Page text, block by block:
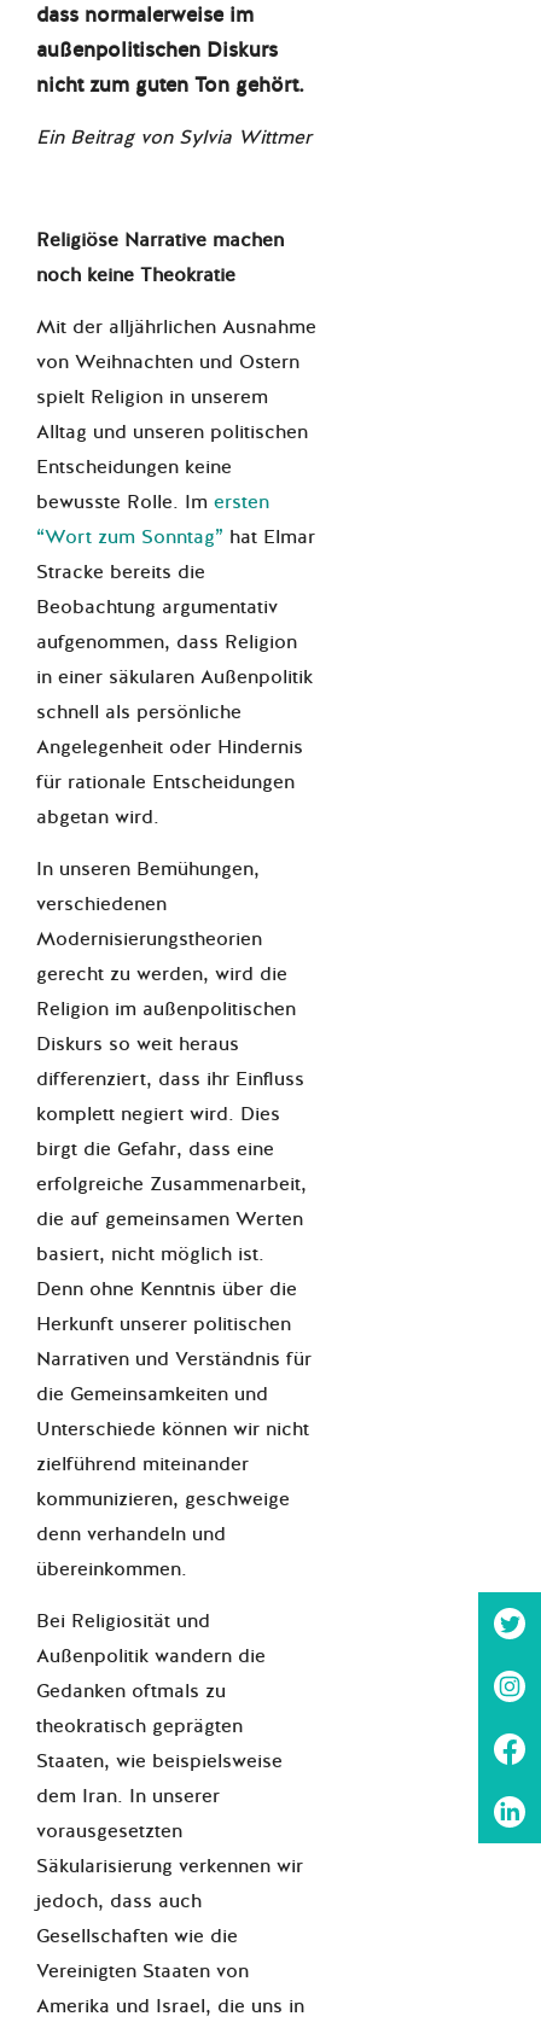
dass normalerweise im
außenpolitischen Diskurs
nicht zum guten Ton gehört.
Ein Beitrag von Sylvia Wittmer
Religiöse Narrative machen
noch keine Theokratie
Mit der alljährlichen Ausnahme
von Weihnachten und Ostern
spielt Religion in unserem
Alltag und unseren politischen
Entscheidungen keine
bewusste Rolle. Im ersten
“Wort zum Sonntag” hat Elmar
Stracke bereits die
Beobachtung argumentativ
aufgenommen, dass Religion
in einer säkularen Außenpolitik
schnell als persönliche
Angelegenheit oder Hindernis
für rationale Entscheidungen
abgetan wird.
In unseren Bemühungen,
verschiedenen
Modernisierungstheorien
gerecht zu werden, wird die
Religion im außenpolitischen
Diskurs so weit heraus
differenziert, dass ihr Einfluss
komplett negiert wird. Dies
birgt die Gefahr, dass eine
erfolgreiche Zusammenarbeit,
die auf gemeinsamen Werten
basiert, nicht möglich ist.
Denn ohne Kenntnis über die
Herkunft unserer politischen
Narrativen und Verständnis für
die Gemeinsamkeiten und
Unterschiede können wir nicht
zielführend miteinander
kommunizieren, geschweige
denn verhandeln und
übereinkommen.
Bei Religiosität und
Außenpolitik wandern die
Gedanken oftmals zu
theokratisch geprägten
Staaten, wie beispielsweise
dem Iran. In unserer
vorausgesetzten
Säkularisierung verkennen wir
jedoch, dass auch
Gesellschaften wie die
Vereinigten Staaten von
Amerika und Israel, die uns in